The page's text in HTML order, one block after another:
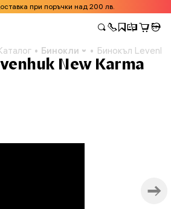
при поръчки над 200 лв.
Бинокли Бинокъл
New Karma